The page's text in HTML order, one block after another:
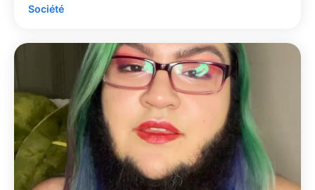
Société